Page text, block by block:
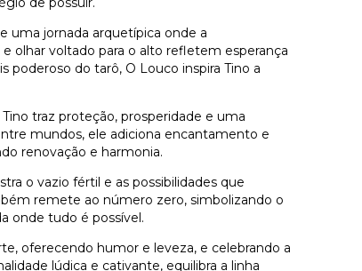
uma jornada arquetípica onde a
olhar voltado para o alto refletem esperança
poderoso do tarô, O Louco inspira Tino a
traz proteção, prosperidade e uma
mundos, ele adiciona encantamento e
renovação e harmonia.
o vazio fértil e as possibilidades que
remete ao número zero, simbolizando o
onde tudo é possível.
oferecendo humor e leveza, e celebrando a
lúdica e cativante, equilibra a linha